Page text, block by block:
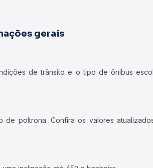
gerais
de trânsito e o tipo de ônibus
poltrona. Confira os valores